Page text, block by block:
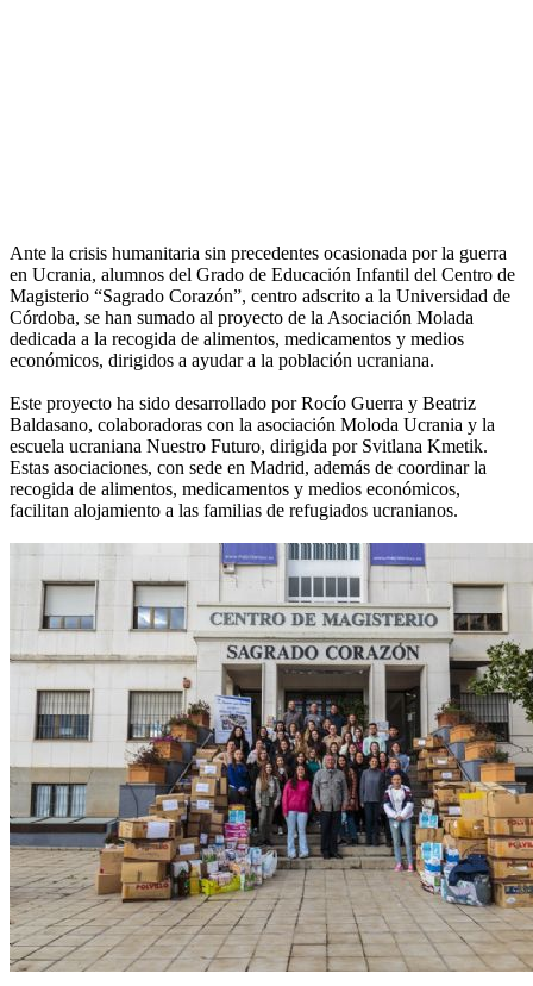
Ante la crisis humanitaria sin precedentes ocasionada por la guerra
en Ucrania, alumnos del Grado de Educación Infantil del Centro de
Magisterio “Sagrado Corazón”, centro adscrito a la Universidad de
Córdoba, se han sumado al proyecto de la Asociación Molada
dedicada a la recogida de alimentos, medicamentos y medios
económicos, dirigidos a ayudar a la población ucraniana.
Este proyecto ha sido desarrollado por Rocío Guerra y Beatriz
Baldasano, colaboradoras con la asociación Moloda Ucrania y la
escuela ucraniana Nuestro Futuro, dirigida por Svitlana Kmetik.
Estas asociaciones, con sede en Madrid, además de coordinar la
recogida de alimentos, medicamentos y medios económicos,
facilitan alojamiento a las familias de refugiados ucranianos.